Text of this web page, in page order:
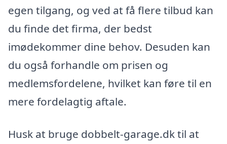
egen tilgang, og ved at få flere tilbud kan
du finde det firma, der bedst
imødekommer dine behov. Desuden kan
du også forhandle om prisen og
medlemsfordelene, hvilket kan føre til en
mere fordelagtig aftale.
Husk at bruge dobbelt-garage.dk til at